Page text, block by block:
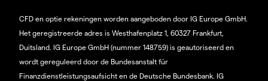
CFD en optie rekeningen worden aangeboden door IG Europe GmbH.
Het geregistreerde adres is Westhafenplatz 1, 60327 Frankfurt,
Duitsland. IG Europe GmbH (nummer 148759) is geautoriseerd en
wordt gereguleerd door de Bundesanstalt für
Finanzdienstleistungsaufsicht en de Deutsche Bundesbank. IG